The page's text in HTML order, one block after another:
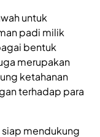
untuk
padi milik
bentuk
merupakan
ketahanan
terhadap para
mendukung